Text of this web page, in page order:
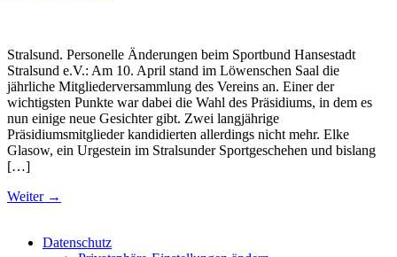
Stralsund. Personelle Änderungen beim Sportbund Hansestadt
Stralsund e.V.: Am 10. April stand im Löwenschen Saal die
jährliche Mitgliederversammlung des Vereins an. Einer der
wichtigsten Punkte war dabei die Wahl des Präsidiums, in dem es
nun einige neue Gesichter gibt. Zwei langjährige
Präsidiumsmitglieder kandidierten allerdings nicht mehr. Elke
Glasow, ein Urgestein im Stralsunder Sportgeschehen und bislang
[…]
Weiter →
Datenschutz